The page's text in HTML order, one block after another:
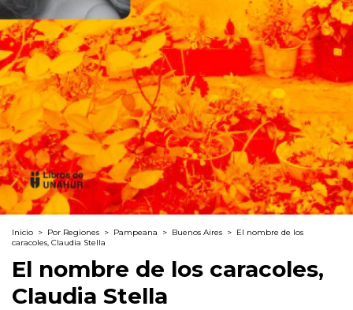
Inicio > Por Regiones > Pampeana > Buenos Aires > El nombre de los
caracoles, Claudia Stella
El nombre de los caracoles,
Claudia Stella